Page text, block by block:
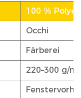
100 %
Occhi
Färberei
220–300 g/